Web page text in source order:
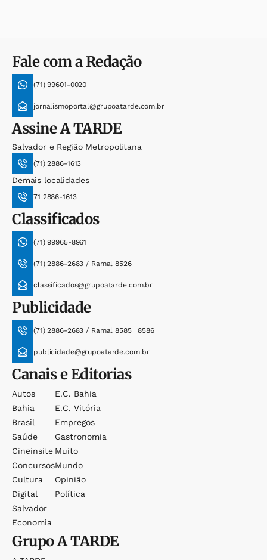
Fale com a Redação
(71) 99601-0020
jornalismoportal@grupoatarde.com.br
AssineA TARDE
Salvador e Região Metropolitana
(71) 2886-1613
Demais localidades
71 2886-1613
Classificados
(71) 99965-8961
(71) 2886-2683 / Ramal 8526
classificados@grupoatarde.com.br
Publicidade
(71) 2886-2683 / Ramal 8585 | 8586
publicidade@grupoatarde.com.br
Canais e Editorias
Autos
Bahia
Brasil
Saúde
Cineinsite
Concursos
Cultura
Digital
Salvador
Economia
E.c. Bahia
E.c. Vitória
Empregos
Gastronomia
Muito
Mundo
Opinião
Política
GrupoA TARDE